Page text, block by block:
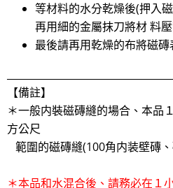
等材料的水分乾燥後(押入
再用細的金屬抹刀將材 料
最後請再用乾燥的布將磁磚
【備註】
＊一般内裝磁磚縫的場合、本品
方公尺
範圍的磁磚縫(100角内装壁磚
＊本品和水混合後、請務必在１